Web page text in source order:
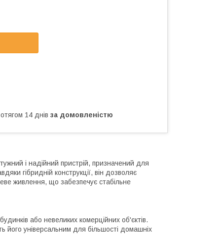
14 днів за домовленістю
і надійний пристрій, призначений для
гібридній конструкції, він дозволяє
живлення, що забезпечує стабільне
або невеликих комерційних об'єктів.
універсальним для більшості домашніх